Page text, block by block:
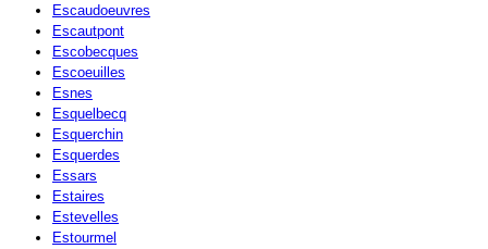
Escaudoeuvres
Escautpont
Escobecques
Escoeuilles
Esnes
Esquelbecq
Esquerchin
Esquerdes
Essars
Estaires
Estevelles
Estourmel